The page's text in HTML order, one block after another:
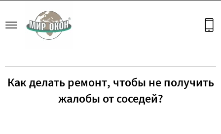
Как делать ремонт, чтобы не получить
жалобы от соседей?